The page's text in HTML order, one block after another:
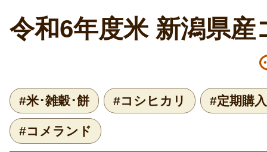
令和6年度米 新潟県産
#米･雑穀･餅 #コシヒカリ #定期購
#コメランド